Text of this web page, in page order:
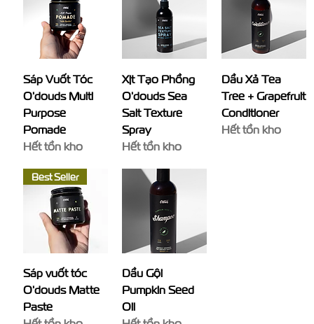
Sáp Vuốt Tóc
O'douds Multi
Purpose
Pomade
Hết tồn kho
Xịt Tạo Phồng
O'douds Sea
Salt Texture
Spray
Hết tồn kho
Dầu Xả Tea
Tree + Grapefruit
Conditioner
Hết tồn kho
Best Seller
Sáp vuốt tóc
O'douds Matte
Paste
Dầu Gội
Pumpkin Seed
Oil